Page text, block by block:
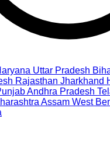
Uttar Pradesh
Rajasthan Jharkhand
Andhra Pradesh
Assam West